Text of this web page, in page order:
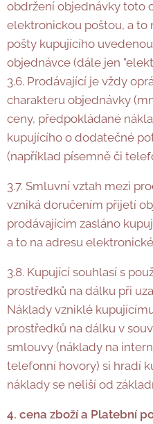
obdržení objednávky toto
elektronickou poštou, a to
pošty kupujícího
objednávce (dále jen
3.6. Prodávající je vždy
charakteru objednávky
ceny, předpokládané
kupujícího o dodatečné
(například písemně či
3.7. Smluvní vztah mezi
vzniká doručením přijetí
prodávajícím zasláno
a to na adresu
3.8. Kupující souhlasí s
prostředků na dálku při
Náklady vzniklé
prostředků na dálku v
smlouvy (náklady na
telefonní hovory) si hradí
náklady se neliší od
4. cena zboží a Platební